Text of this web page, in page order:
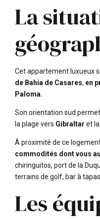
La
Cet appartement luxueux
de Bahia de Casares, en
Paloma.
Son orientation sud
la plage vers Gibraltar et la
À proximité de ce
commodités dont vous
chiringuitos, port de la
terrains de golf, bar à
Les